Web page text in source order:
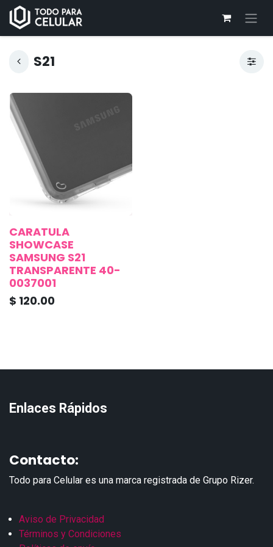
S21
CARATULA
SHOWCASE
SAMSUNG S21
TRANSPARENTE 40-
0037001
$ 120.00
Enlaces Rápidos
Contacto:
Todo para Celular es una marca registrada de Grupo Rizer.
Aviso de Privacidad
Términos y Condiciones